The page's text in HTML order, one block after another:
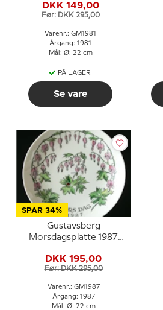
DKK 149,00
Før: DKK 295,00
Varenr.: GM1981
Årgang: 1981
Mål: Ø: 22 cm
PÅ LAGER
Se vare
SPAR 34%
Gustavsberg
Morsdagsplatte 1987
cm
DKK 195,00
Før: DKK 295,00
Varenr.: GM1987
Årgang: 1987
Mål: Ø: 22 cm